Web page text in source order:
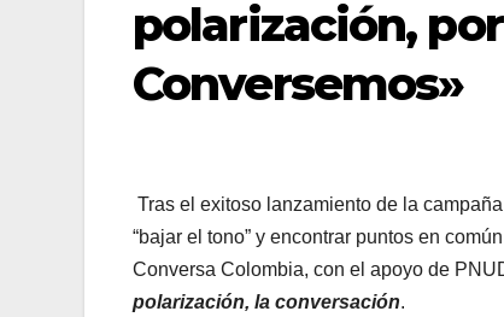
polarización,
Conversemos»
Tras el exitoso lanzamiento de la
“bajar el tono” y encontrar puntos en
Conversa Colombia, con el apoyo de
polarización, la conversación.